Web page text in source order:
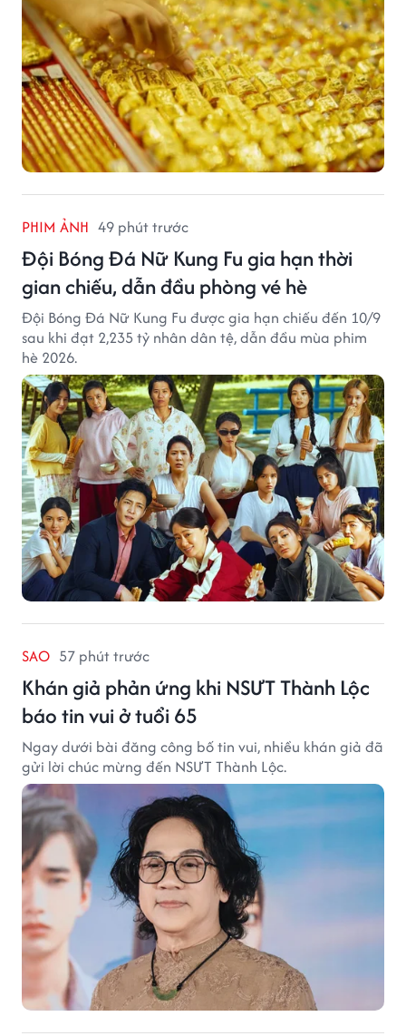
PHIM ẢNH 49 phút trước
Đội Bóng Đá Nữ Kung Fu gia hạn thời
gian chiếu, dẫn đầu phòng vé hè
Đội Bóng Đá Nữ Kung Fu được gia hạn chiếu đến 10/9
sau khi đạt 2,235 tỷ nhân dân tệ, dẫn đầu mùa phim
hè 2026.
SAO 57 phút trước
Khán giả phản ứng khi NSƯT Thành Lộc
báo tin vui ở tuổi 65
Ngay dưới bài đăng công bố tin vui, nhiều khán giả đã
gửi lời chúc mừng đến NSƯT Thành Lộc.